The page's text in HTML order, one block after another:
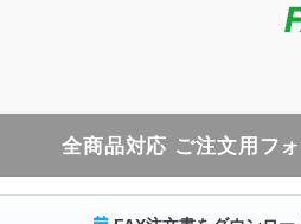
全商品対応 ご注文用フ